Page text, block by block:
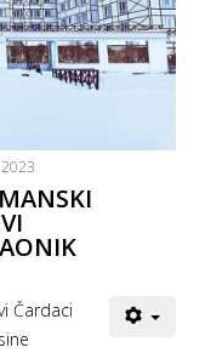
Čardaci